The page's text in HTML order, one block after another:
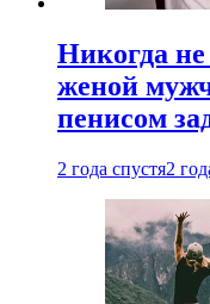
Никогда
женой
пенисом
2 года спустя2